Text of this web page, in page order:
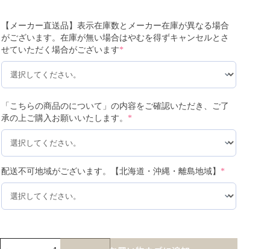
【メーカー直送品】表示在庫数とメーカー在庫が異なる場合
がございます。在庫が無い場合はやむを得ずキャンセルとさ
せていただく場合がございます*
「こちらの商品のについて」の内容をご確認いただき、ご了
承の上ご購入お願いいたします。 *
配送不可地域がございます。【北海道・沖縄・離島地域】 *